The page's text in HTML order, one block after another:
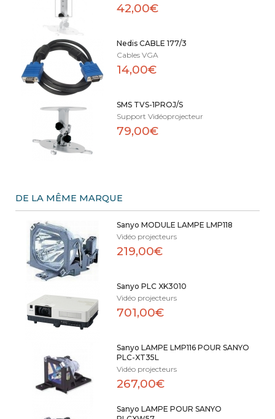
42,00€
Nedis CABLE 177/3
Cables VGA
14,00€
SMS TVS-1PROJ/S
Support Vidéoprojecteur
79,00€
DE LA MÊME MARQUE
Sanyo MODULE LAMPE LMP118
Vidéo projecteurs
219,00€
Sanyo PLC XK3010
Vidéo projecteurs
701,00€
Sanyo LAMPE LMP116 POUR SANYO
PLC-XT35L
Vidéo projecteurs
267,00€
Sanyo LAMPE POUR SANYO